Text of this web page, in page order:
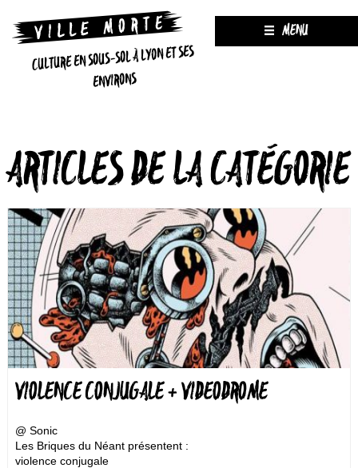
CULTURE EN SOUS-SOL À LYON ET SES
ENVIRONS
MENU
ARTICLES DE LA CATÉGORIE
VIOLENCE CONJUGALE + VIDEODROME
@ Sonic
Les Briques du Néant présentent :
violence conjugale